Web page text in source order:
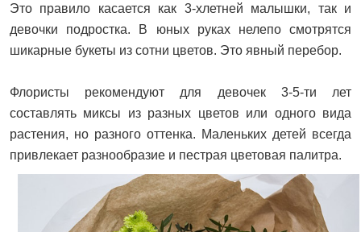
Это правило касается как 3-хлетней малышки, так и
девочки подростка. В юных руках нелепо смотрятся
шикарные букеты из сотни цветов. Это явный перебор.
Флористы рекомендуют для девочек 3-5-ти лет
составлять миксы из разных цветов или одного вида
растения, но разного оттенка. Маленьких детей всегда
привлекает разнообразие и пестрая цветовая палитра.